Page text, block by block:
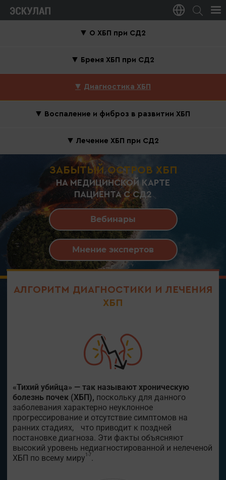
О ХБП при СД2
Бремя ХБП при СД2
Диагностика ХБП
Воспаление и фиброз в развитии ХБП
Лечение ХБП при СД2
ЗАБЫТЫЙ ОСТРОВ ХБП
НА МЕДИЦИНСКОЙ КАРТЕ
ПАЦИЕНТА С СД2
Вебинары
Мнение экспертов
АЛГОРИТМ ДИАГНОСТИКИ И ЛЕЧЕНИЯ
ХБП
«Тихий убийца» — так называют хроническую
болезнь почек (ХБП), поскольку для данного
заболевания характерно неуклонное
прогрессирование и отсутствие симптомов на
ранних стадиях, что приводит к поздней
постановке диагноза. Эти факты объясняют
высокий уровень недиагностированной и нелеченой
ХБП по всему миру 1-7.